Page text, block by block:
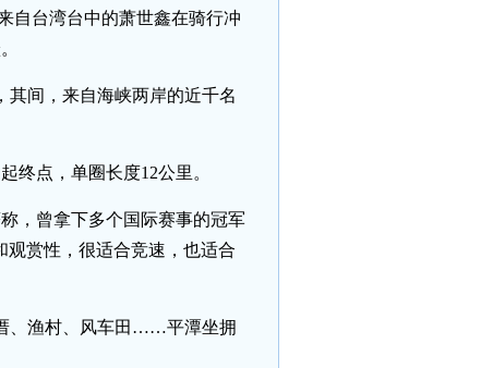
自台湾台中的萧世鑫在骑行冲
其间，来自海峡两岸的近千名
终点，单圈长度12公里。
，曾拿下多个国际赛事的冠军
观赏性，很适合竞速，也适合
、渔村、风车田……平潭坐拥